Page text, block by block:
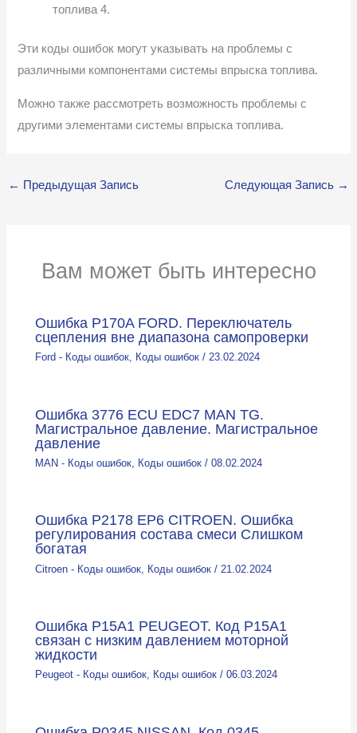
топлива 4.
Эти коды ошибок могут указывать на проблемы с
различными компонентами системы впрыска топлива.
Можно также рассмотреть возможность проблемы с
другими элементами системы впрыска топлива.
← Предыдущая Запись Следующая Запись →
Вам может быть интересно
Ошибка P170A FORD. Переключатель
сцепления вне диапазона самопроверки
Ford - Коды ошибок, Коды ошибок /23.02.2024
Ошибка 3776 ECU EDC7 MAN TG.
Магистральное давление. Магистральное
давление
MAN - Коды ошибок Коды ошибок /08.02.2024
Ошибка P2178 EP6 CITROEN. Ошибка
регулирования состава смеси Слишком
богатая
Citroen - Коды ошибок Коды ошибок / 21.02.2024
Ошибка P15A1 PEUGEOT. Код Р15А1
связан с низким давлением моторной
жидкости
Peugeot - Коды ошибок, Коды ошибок /06.03.2024